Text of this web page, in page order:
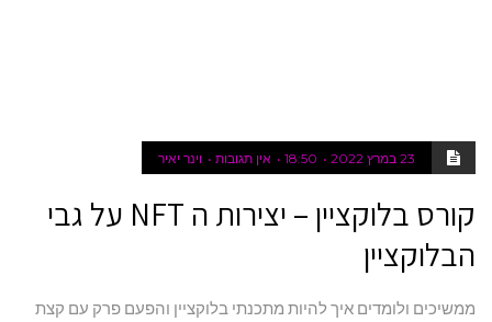
23 במרץ 2022 18:50 אין תגובות וינר יאיר
קורס בלוקציין – יצירות ה NFT על גבי
הבלוקציין
ממשיכים ולומדים איך להיות מתכנתי בלוקציין והפעם פרק עם קצת